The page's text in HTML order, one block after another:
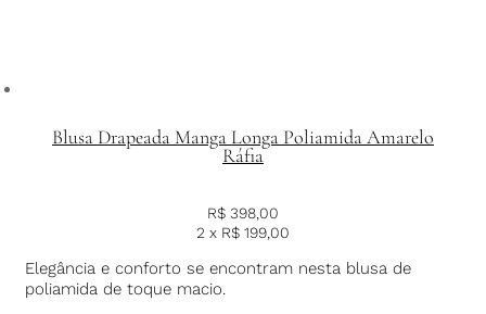
Blusa Drapeada Manga Longa Poliamida Amarelo
Ráfia
R$ 398,00
2 x R$ 199,00
Elegância e conforto se encontram nesta blusa de
poliamida de toque macio.